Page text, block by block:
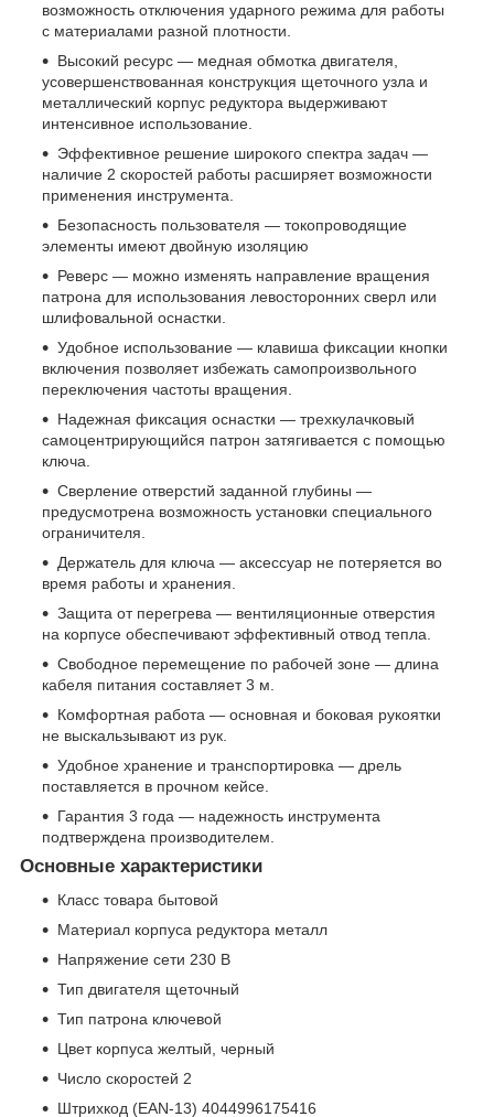
возможность отключения ударного режима для работы
с материалами разной плотности.
Высокий ресурс — медная обмотка двигателя,
усовершенствованная конструкция щеточного узла и
металлический корпус редуктора выдерживают
интенсивное использование.
Эффективное решение широкого спектра задач —
наличие 2 скоростей работы расширяет возможности
применения инструмента.
Безопасность пользователя — токопроводящие
элементы имеют двойную изоляцию
Реверс — можно изменять направление вращения
патрона для использования левосторонних сверл или
шлифовальной оснастки.
Удобное использование — клавиша фиксации кнопки
включения позволяет избежать самопроизвольного
переключения частоты вращения.
Надежная фиксация оснастки — трехкулачковый
самоцентрирующийся патрон затягивается с помощью
ключа.
Сверление отверстий заданной глубины —
предусмотрена возможность установки специального
ограничителя.
Держатель для ключа — аксессуар не потеряется во
время работы и хранения.
Защита от перегрева — вентиляционные отверстия
на корпусе обеспечивают эффективный отвод тепла.
Свободное перемещение по рабочей зоне — длина
кабеля питания составляет 3 м.
Комфортная работа — основная и боковая рукоятки
не выскальзывают из рук.
Удобное хранение и транспортировка — дрель
поставляется в прочном кейсе.
Гарантия 3 года — надежность инструмента
подтверждена производителем.
Основные характеристики
Класс товара бытовой
Материал корпуса редуктора металл
Напряжение сети 230 В
Тип двигателя щеточный
Тип патрона ключевой
Цвет корпуса желтый, черный
Число скоростей 2
Штрихкод (EAN-13) 4044996175416